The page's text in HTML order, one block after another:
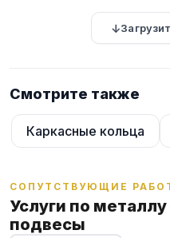
Смотрите также
Каркасные кольца
СОПУТСТВУЮЩИЕ
Услуги по
подвесы